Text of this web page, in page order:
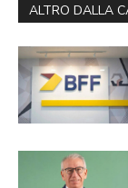
ALTRO DALLA